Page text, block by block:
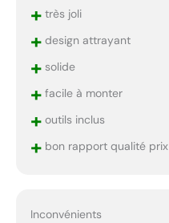
+très joli
+design attrayant
+solide
+facile à monter
+outils inclus
+bon rapport qualité prix
Inconvénients